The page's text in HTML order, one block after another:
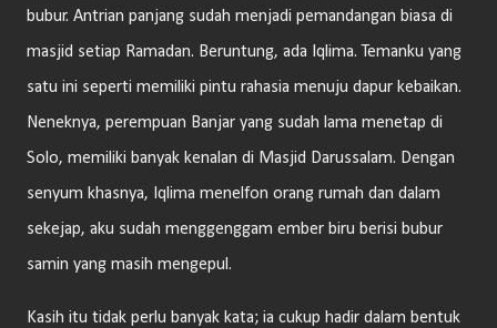
bubur. Antrian panjang sudah menjadi pemandangan biasa di
masjid setiap Ramadan. Beruntung, ada Iqlima. Temanku yang
satu ini seperti memiliki pintu rahasia menuju dapur kebaikan.
Neneknya, perempuan Banjar yang sudah lama menetap di
Solo, memiliki banyak kenalan di Masjid Darussalam. Dengan
senyum khasnya, Iqlima menelfon orang rumah dan dalam
sekejap, aku sudah menggenggam ember biru berisi bubur
samin yang masih mengepul.
Kasih itu tidak perlu banyak kata; ia cukup hadir dalam bentuk